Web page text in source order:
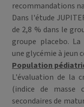
recommandations
Dans l'étude
de 2,8 % dans le
groupe placebo.
une glycémie à jeun
Population
L'évaluation de la
(indice de masse
secondaires de